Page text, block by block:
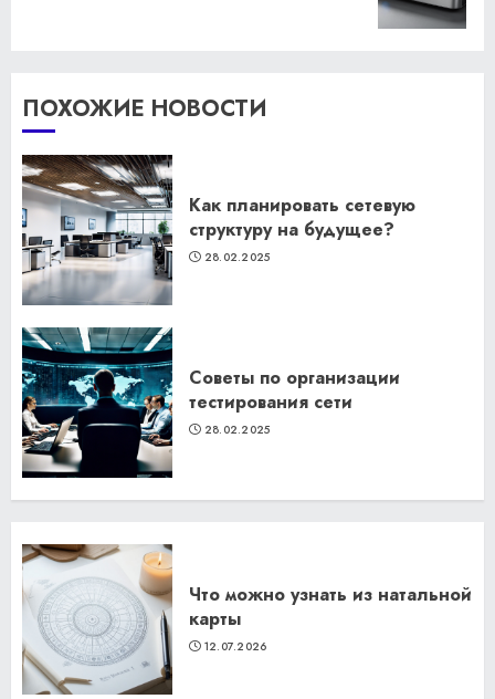
ПОХОЖИЕ НОВОСТИ
Как планировать сетевую
структуру на будущее?
28.02.2025
Советы по организации
тестирования сети
28.02.2025
Что можно узнать из натальной
карты
12.07.2026